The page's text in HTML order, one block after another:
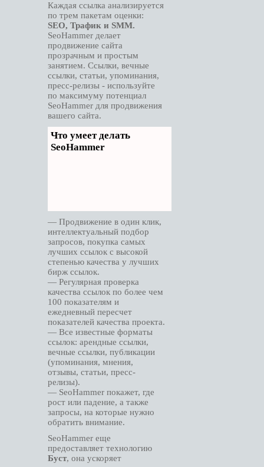
Каждая ссылка анализируется
по трем пакетам оценки:
SEO, Трафик и SMM.
SeoHammer делает
продвижение сайта
прозрачным и простым
занятием. Ссылки, вечные
ссылки, статьи, упоминания,
пресс-релизы - используйте
по максимуму потенциал
SeoHammer для продвижения
вашего сайта.
Что умеет делать
SeoHammer
— Продвижение в один клик,
интеллектуальный подбор
запросов, покупка самых
лучших ссылок с высокой
степенью качества у лучших
бирж ссылок.
— Регулярная проверка
качества ссылок по более чем
100 показателям и
ежедневный пересчет
показателей качества проекта.
— Все известные форматы
ссылок: арендные ссылки,
вечные ссылки, публикации
(упоминания, мнения,
отзывы, статьи, пресс-
релизы).
— SeoHammer покажет, где
рост или падение, а также
запросы, на которые нужно
обратить внимание.
SeoHammer еще
предоставляет технологию
Буст, она ускоряет